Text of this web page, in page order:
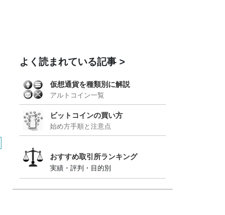
よく読まれている記事
仮想通貨を種類別に解説
アルトコイン一覧
ビットコインの買い方
始め方手順と注意点
おすすめ取引所ランキング
実績・評判・目的別